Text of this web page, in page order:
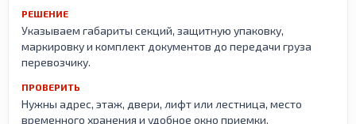
РЕШЕНИЕ
Указываем габариты секций, защитную упаковку,
маркировку и комплект документов до передачи груза
перевозчику.
ПРОВЕРИТЬ
Нужны адрес, этаж, двери, лифт или лестница, место
временного хранения и удобное окно приемки.